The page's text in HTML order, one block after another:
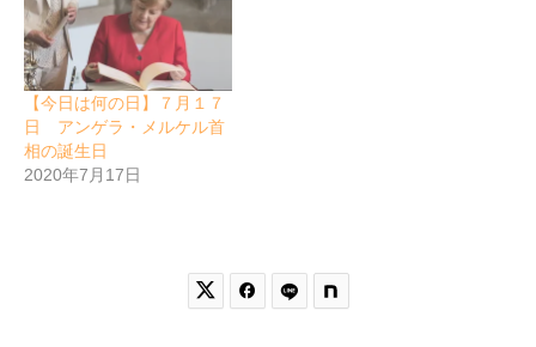
【今日は何の日】７月１７
日 アンゲラ・メルケル首
相の誕生日
2020年7月17日
 